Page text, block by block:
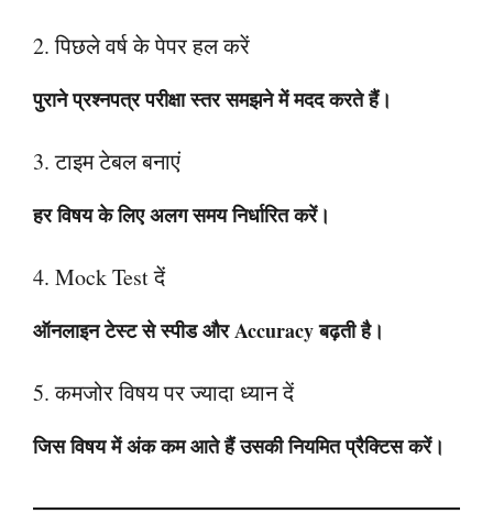
2. पिछले वर्ष के पेपर हल करें
पुराने प्रश्नपत्र परीक्षा स्तर समझने में मदद करते हैं।
3. टाइम टेबल बनाएं
हर विषय के लिए अलग समय निर्धारित करें।
4. Mock Test दें
ऑनलाइन टेस्ट से स्पीड और Accuracy बढ़ती है।
5. कमजोर विषय पर ज्यादा ध्यान दें
जिस विषय में अंक कम आते हैं उसकी नियमित प्रैक्टिस करें।